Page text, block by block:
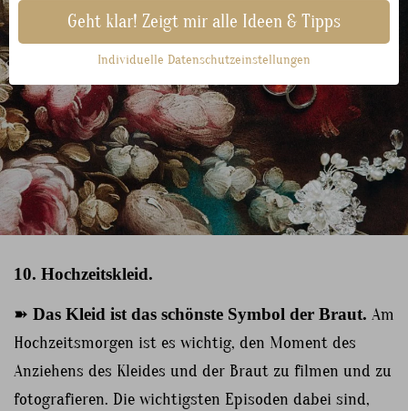
10. Hochzeitskleid.
➽ Das Kleid ist das schönste Symbol der Braut. Am
Hochzeitsmorgen ist es wichtig, den Moment des
Anziehens des Kleides und der Braut zu filmen und zu
fotografieren. Die wichtigsten Episoden dabei sind,
Geht klar! Zeigt mir alle Ideen & Tipps
Individuelle Datenschutzeinstellungen